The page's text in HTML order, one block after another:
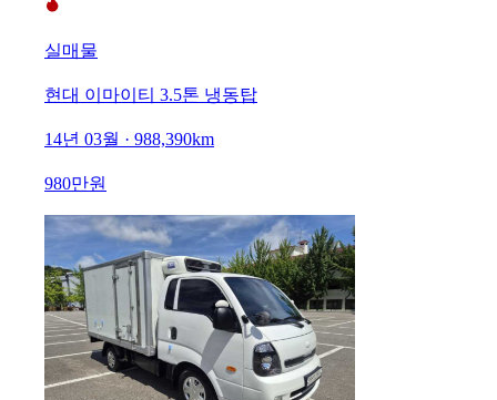
실매물
현대 이마이티 3.5톤 냉동탑
14년 03월 · 988,390km
980만원